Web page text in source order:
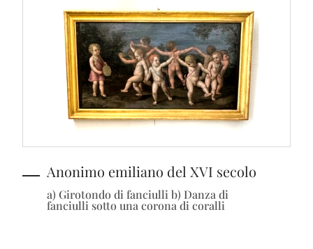
Anonimo emiliano del XVI secolo
a) Girotondo di fanciulli b) Danza di
fanciulli sotto una corona di coralli